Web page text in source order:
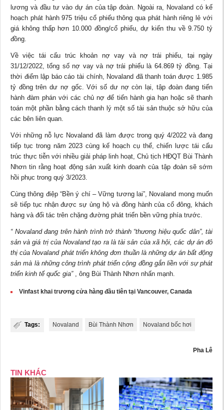
lương và đầu tư vào dự án của tập đoàn. Ngoài ra, Novaland có kế
hoạch phát hành 975 triệu cổ phiếu thông qua phát hành riêng lẻ với
giá không thấp hơn 10.000 đồng/cổ phiếu, dự kiến thu về 9.750 tỷ
đồng.
Về việc tái cấu trúc khoản nợ vay và nợ trái phiếu, tại ngày
31/12/2022, tổng số nợ vay và nợ trái phiếu là 64.869 tỷ đồng. Tại
thời điểm lập báo cáo tài chính, Novaland đã thanh toán được 1.985
tỷ đồng trên dư nợ gốc. Với số dư nợ còn lại, tập đoàn đang tiến
hành đàm phán với các chủ nợ để tiến hành gia hạn hoặc sẽ thanh
toán một phần bằng cách thanh lý một số tài sản thuộc sở hữu của
các bên liên quan.
Với những nỗ lực Novaland đã làm được trong quý 4/2022 và đang
tiếp tục trong năm 2023 cùng kế hoạch cụ thể, chiến lược tái cấu
trúc thực tiễn với nhiều giải pháp linh hoạt, Chủ tịch HĐQT Bùi Thành
Nhơn tin rằng hoạt động sản xuất kinh doanh của tập đoàn sẽ sớm
hồi phục trong quý 3/2023.
Cùng thông điệp “Bền ý chí – Vững tương lai”, Novaland mong muốn
sẽ tiếp tục nhận được sự ủng hộ và đồng hành của cổ đông, khách
hàng và đối tác trên chặng đường phát triển bền vững phía trước.
“ Novaland đang trên hành trình trở thành “thương hiệu quốc dân”, tài
sản và giá trị của Novaland tạo ra là tài sản của xã hội , các dự án đô
thị của Novaland phát triển không đơn thuần là những dự án bất động
sản mà là những công trình phát triển cộng đồng gắn liền với sự phát
triển kinh tếquốc gia” , ông Bùi Thành Nhơn nhấn mạnh.
Vinfast khai trương cửa hàng đầu tiên tại Vancouver, Canada
Tags: Novaland Bùi Thành Nhơn Novaland bốc hơi
Pha Lê
TIN KHÁC